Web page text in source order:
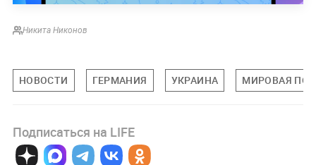
Никита Никонов
НОВОСТИ ГЕРМАНИЯ УКРАИНА МИРОВАЯ
Подписаться на LIFE